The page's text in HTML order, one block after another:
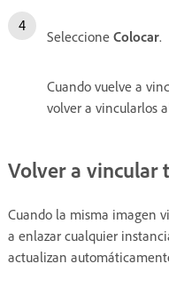
Seleccione Colocar.
Cuando vuelve a
volver a vincularlos
Volver a vincular
Cuando la misma imagen
a enlazar cualquier
actualizan